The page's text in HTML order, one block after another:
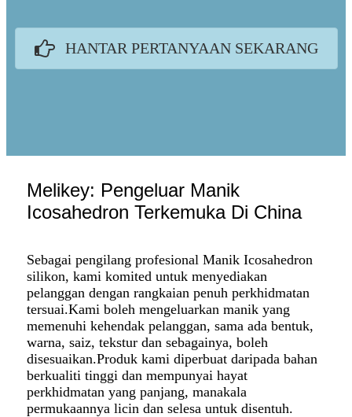
HANTAR PERTANYAAN SEKARANG
Melikey: Pengeluar Manik
Icosahedron Terkemuka Di China
Sebagai pengilang profesional Manik Icosahedron
silikon, kami komited untuk menyediakan
pelanggan dengan rangkaian penuh perkhidmatan
tersuai.Kami boleh mengeluarkan manik yang
memenuhi kehendak pelanggan, sama ada bentuk,
warna, saiz, tekstur dan sebagainya, boleh
disesuaikan.Produk kami diperbuat daripada bahan
berkualiti tinggi dan mempunyai hayat
perkhidmatan yang panjang, manakala
permukaannya licin dan selesa untuk disentuh.